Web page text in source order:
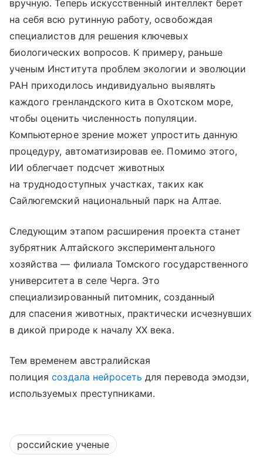
вручную. Теперь искусственный интеллект берет
на себя всю рутинную работу, освобождая
специалистов для решения ключевых
биологических вопросов. К примеру, раньше
ученым Института проблем экологии и эволюции
РАН приходилось индивидуально выявлять
каждого гренландского кита в Охотском море,
чтобы оценить численность популяции.
Компьютерное зрение может упростить данную
процедуру, автоматизировав ее. Помимо этого,
ИИ облегчает подсчет животных
на труднодоступных участках, таких как
Сайлюгемский национальный парк на Алтае.
Следующим этапом расширения проекта станет
зубрятник Алтайского экспериментального
хозяйства — филиала Томского государственного
университета в селе Черга. Это
специализированный питомник, созданный
для спасения животных, практически исчезнувших
в дикой природе к началу XX века.
Тем временем австралийская
полициясоздала нейросеть для перевода эмодзи,
используемых преступниками.
российские ученые